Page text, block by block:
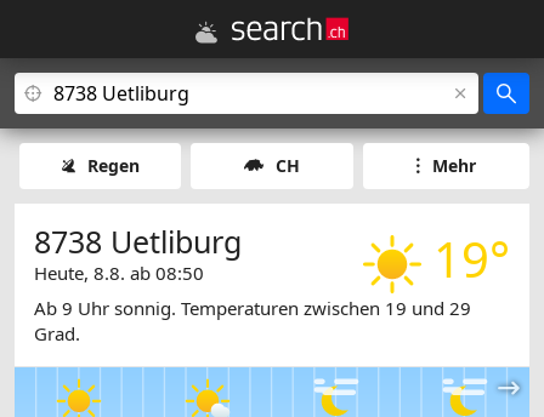
Regen CH Mehr
19°
8738 Uetliburg
Heute, 8.8. ab 08:50
Ab 9 Uhr sonnig. Temperaturen zwischen 19 und 29
Grad.